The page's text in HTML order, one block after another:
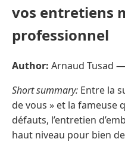
vos entretiens
professionnel
Author: Arnaud Tusad —
Short summary: Entre la
de vous » et la fameuse
défauts, l’entretien
haut niveau pour bien